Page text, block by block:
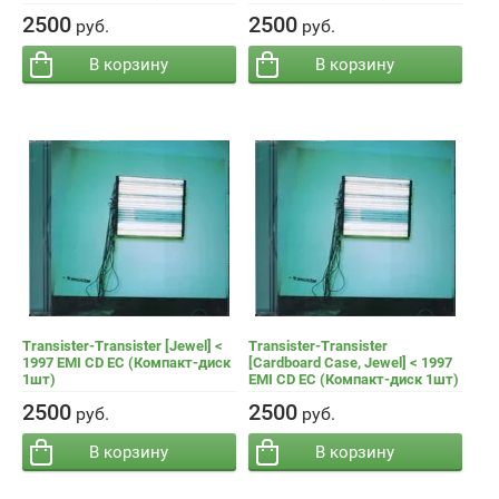
Кол-во:
2500 руб.
В корзину
Кол-во:
2500 руб.
В корзину
Transister-Transister [Jewel] <
1997 EMI CD EC (Компакт-диск
1шт)
Кол-во:
2500 руб.
В корзину
Transister-Transister
[Cardboard Case, Jewel] < 1997
EMI CD EC (Компакт-диск 1шт)
Кол-во:
2500 руб.
В корзину